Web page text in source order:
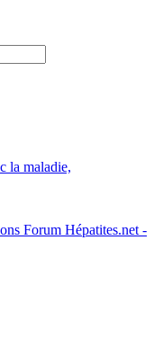
la maladie,
Forum Hépatites.net -